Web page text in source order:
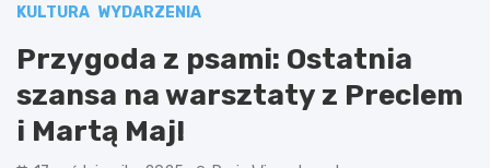
KULTURA WYDARZENIA
Przygoda z psami: Ostatnia
szansa na warsztaty z Preclem
i Martą Maj!